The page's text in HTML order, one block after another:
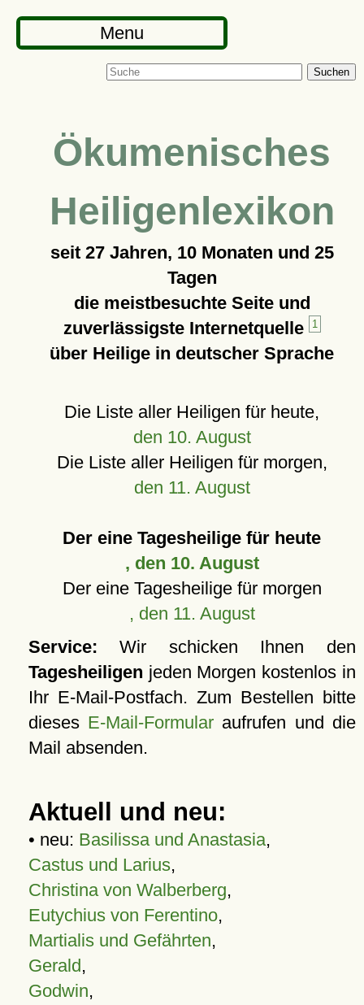
Menu
Suchen
Ökumenisches
Heiligenlexikon
seit 27 Jahren, 10 Monaten und 25
Tagen
die meistbesuchte Seite und
zuverlässigste Internetquelle
1
über Heilige in deutscher Sprache
Die Liste aller Heiligen für heute,
den 10. August
Die Liste aller Heiligen für morgen,
den 11. August
Der eine Tagesheilige für heute
, den 10. August
Der eine Tagesheilige für morgen
, den 11. August
Service: Wir schicken Ihnen den
Tagesheiligen jeden Morgen kostenlos in
Ihr E-Mail-Postfach. Zum Bestellen bitte
dieses E-Mail-Formular aufrufen und die
Mail absenden.
Aktuell und neu:
• neu: Basilissa und Anastasia,
Castus und Larius,
Christina von Walberberg,
Eutychius von Ferentino,
Martialis und Gefährten,
Gerald,
Godwin,